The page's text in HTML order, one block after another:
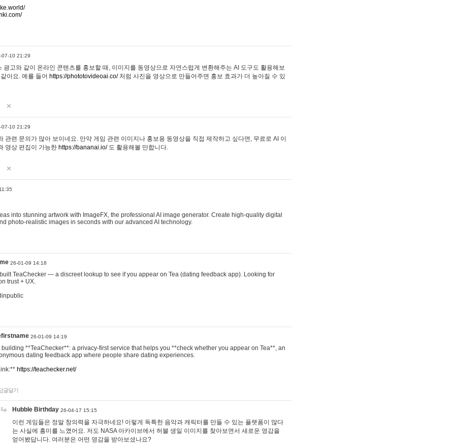
07-10 21:29
광고와 같이 온라인 콘텐츠를 홍보할 때, 이미지를 동영상으로 자연스럽게 변환해주는 AI 도구도 활용해보
아요. 예를 들어 https://phototovideoai.co/처럼 사진을 영상으로 만들어주면 홍보 효과가 더 높아질 수 있
07-10 21:29
관련 문의가 많아 보이네요. 만약 게임 관련 이미지나 홍보용 동영상을 직접 제작하고 싶다면, 무료로 AI 이
영상 편집이 가능한 https://bananai.io/도 활용해볼 만합니다.
into stunning artwork with ImageFX, the professional AI image generator. Create high-quality digital
photo-realistic images in seconds with our advanced AI technology.
26-01-09 14:18
TeaChecker — a discreet lookup to see if you appear on Tea (dating feedback app). Looking for
trust + UX.
26-01-09 14:19
building **TeaChecker**: a privacy-first service that helps you **check whether you appear on Tea**, an
dating feedback app where people share dating experiences.
https://teachecker.net/
글달기
Hubble Birthday 26-04-17 15:15
이런 게임들은 정말 창의력을 자극하네요! 이렇게 독특한 음악과 캐릭터를 만들 수 있는 플랫폼이 많다
는 사실에 흥미를 느꼈어요. 저도 NASA 아카이브에서 허블 생일 이미지를 찾아보면서 새로운 영감을
얻어봤답니다. 여러분은 어떤 영감을 받아보셨나요?